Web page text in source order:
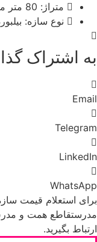
متراژ: 80 متر مربع
نوع سازه:
به اشتراک
Email
Telegram
LinkedIn
WhatsApp
برای استعلام قیمت
مدرستقاطع همت و
ارتباط بگیرید.